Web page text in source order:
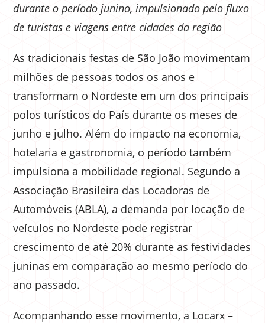
durante o período junino, impulsionado pelo fluxo
de turistas e viagens entre cidades da região
As tradicionais festas de São João movimentam
milhões de pessoas todos os anos e
transformam o Nordeste em um dos principais
polos turísticos do País durante os meses de
junho e julho. Além do impacto na economia,
hotelaria e gastronomia, o período também
impulsiona a mobilidade regional. Segundo a
Associação Brasileira das Locadoras de
Automóveis (ABLA), a demanda por locação de
veículos no Nordeste pode registrar
crescimento de até 20% durante as festividades
juninas em comparação ao mesmo período do
ano passado.
Acompanhando esse movimento, a Locarx –